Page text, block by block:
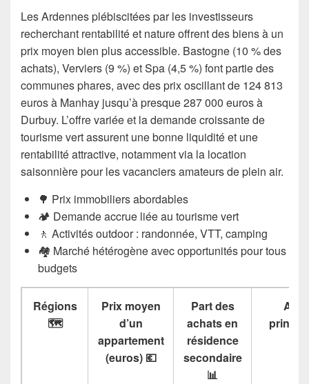
Les Ardennes plébiscitées par les investisseurs
recherchant rentabilité et nature offrent des biens à un
prix moyen bien plus accessible. Bastogne (10 % des
achats), Verviers (9 %) et Spa (4,5 %) font partie des
communes phares, avec des prix oscillant de 124 813
euros à Manhay jusqu’à presque 287 000 euros à
Durbuy. L’offre variée et la demande croissante de
tourisme vert assurent une bonne liquidité et une
rentabilité attractive, notamment via la location
saisonnière pour les vacanciers amateurs de plein air.
🌳 Prix immobiliers abordables
🏕️ Demande accrue liée au tourisme vert
🚶 Activités outdoor : randonnée, VTT, camping
🏘️ Marché hétérogène avec opportunités pour tous
budgets
Régions
🗺️
Prix moyen
d’un
appartement
(euros) 💶
Part des
achats en
résidence
secondaire
📊